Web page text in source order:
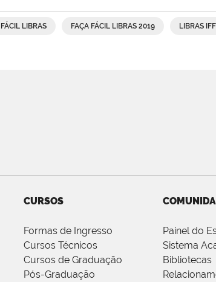
LIBRAS FAÇA FÁCIL LIBRAS 2019 LIBRAS IFF
CURSOS
Formas de Ingresso
Cursos Técnicos
Cursos de Graduação
Pós-Graduação
Painel do
Sistema
Bibliotecas